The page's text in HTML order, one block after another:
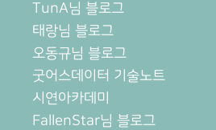
TunA님 블로그
태랑님 블로그
오동규님 블로그
굿어스데이터 기술노트
시연아카데미
FallenStar님 블로그